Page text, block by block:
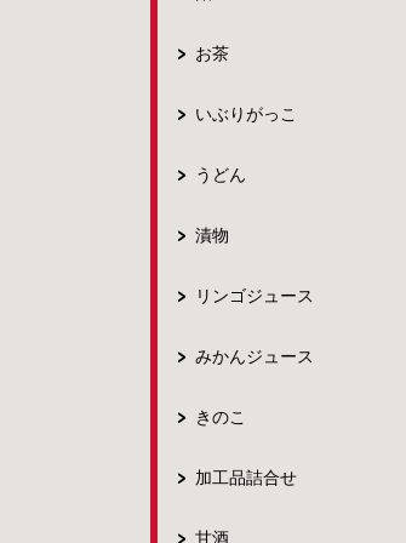
お茶
いぶりがっこ
うどん
漬物
リンゴジュース
みかんジュース
きのこ
加工品詰合せ
甘酒